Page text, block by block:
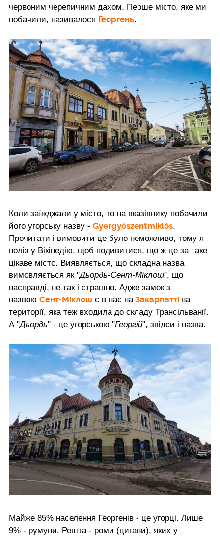
червоним черепичним дахом. Перше місто, яке ми
побачили, називалося Георгень.
Коли заїжджали у місто, то на вказівнику побачили
його угорську назву - Gyergyószentmiklós.
Прочитати і вимовити це було неможливо, тому я
поліз у Вікіпедію, щоб подивитися, що ж це за таке
цікаве місто. Виявляється, що складна назва
вимовляється як "Дьордь-Сент-Міклош", що
насправді, не так і страшно. Адже замок з
назвою Сент-Міклош є в нас на Закарпатті на
території, яка теж входила до складу Трансільванії.
А "Дьордь" - це угорською "Георгій", звідси і назва.
Майже 85% населення Георгенів - це угорці. Лише
9% - румуни. Решта - роми (цигани), яких у